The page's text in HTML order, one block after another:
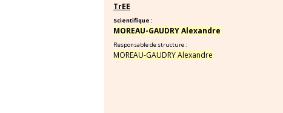
TrEE
Scientifique :
MOREAU-GAUDRY Alexandre
Responsable de structure :
MOREAU-GAUDRY Alexandre